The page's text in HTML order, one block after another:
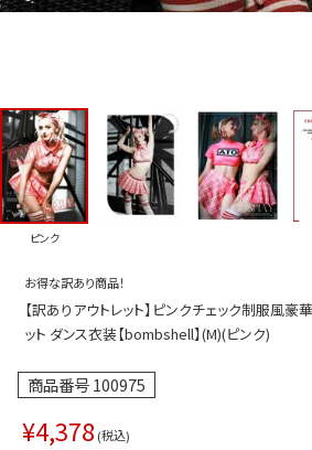
ス
ス
アップ
ース
インワン／サロペット
ピンク
お得な訳あり商品！
【訳ありアウトレット】ピンクチェック制服風
ット ダンス衣装【bombshell】(M)(ピンク)
商品番号100975
¥4,378 税込